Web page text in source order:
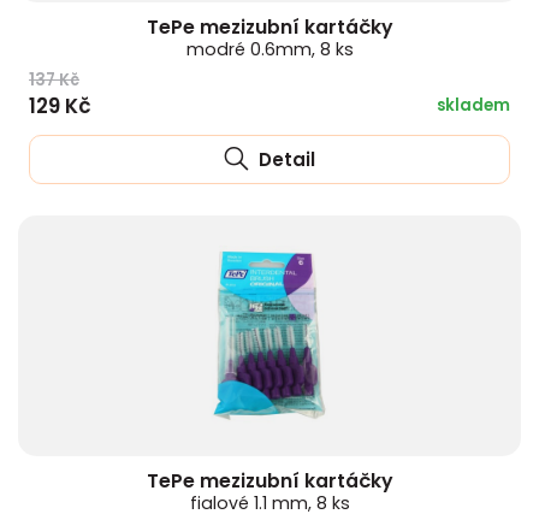
TePe mezizubní kartáčky
modré 0.6mm, 8 ks
137 Kč
129 Kč skladem
Detail
TePe mezizubní kartáčky
fialové 1.1 mm, 8 ks